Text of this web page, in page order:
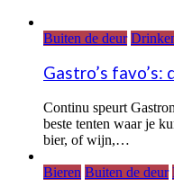
Buiten de deur
Gastro’s favo’s:
Continu speurt
beste tenten waar je
bier, of wijn,…
Bieren Buiten de deur